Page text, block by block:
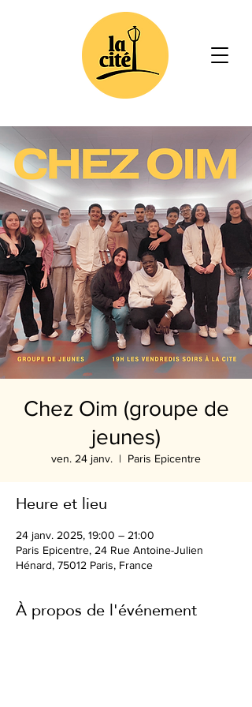
Chez Oim (groupe de
jeunes)
ven. 24 janv.
  |
Paris Epicentre
Heure et lieu
24 janv. 2025, 19:00 – 21:00
Paris Epicentre, 24 Rue Antoine-Julien
Hénard, 75012 Paris, France
À propos de l'événement